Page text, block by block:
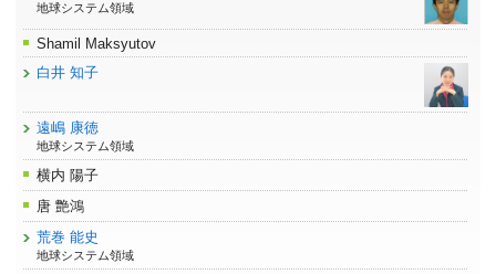
地球システム領域
Shamil Maksyutov
白井 知子
遠嶋 康徳
地球システム領域
横内 陽子
唐 艶鴻
荒巻 能史
地球システム領域